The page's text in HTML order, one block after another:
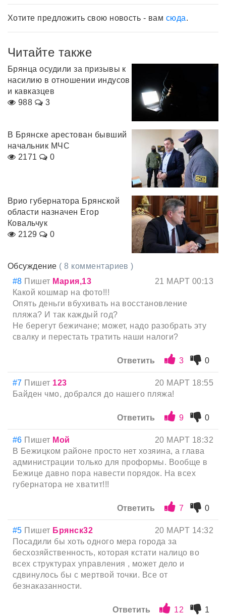
Хотите предложить свою новость - вам сюда.
Читайте также
Брянца осудили за призывы к
насилию в отношении индусов
и кавказцев
988
3
В Брянске арестован бывший
начальник МЧС
2171
0
Врио губернатора Брянской
области назначен Егор
Ковальчук
2129
0
Обсуждение ( 8 комментариев )
#8 Пишет Мария,13
21 МАРТ 00:13
Какой кошмар на фото!!!
Опять деньги вбухивать на восстановление
пляжа? И так каждый год?
Не берегут бежичане; может, надо разобрать эту
свалку и перестать тратить наши налоги?
Ответить 3 0
#7 Пишет 123
20 МАРТ 18:55
Байден чмо, добрался до нашего пляжа!
Ответить 9 0
#6 Пишет Мой
20 МАРТ 18:32
В Бежицком районе просто нет хозяина, а глава
администрации только для проформы. Вообще в
Бежице давно пора навести порядок. На всех
губернатора не хватит!!!
Ответить 7 0
#5 Пишет Брянск32
20 МАРТ 14:32
Посадили бы хоть одного мера города за
бесхозяйственность, которая кстати налицо во
всех структурах управления , может дело и
сдвинулось бы с мертвой точки. Все от
безнаказанности.
Ответить 12 1